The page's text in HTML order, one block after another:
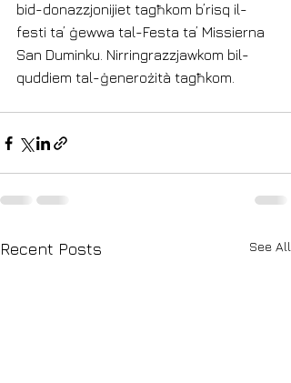
bid-donazzjonijiet tagħkom b’risq il-
festi ta’ ġewwa tal-Festa ta’ Missierna
San Duminku. Nirringrazzjawkom bil-
quddiem tal-ġenerożità tagħkom.
Recent Posts See All